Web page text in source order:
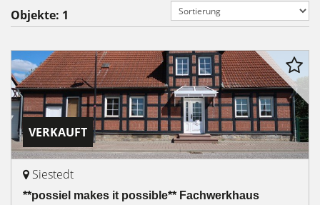
Objekte: 1
VERKAUFT
Siestedt
**possiel makes it possible** Fachwerkhaus